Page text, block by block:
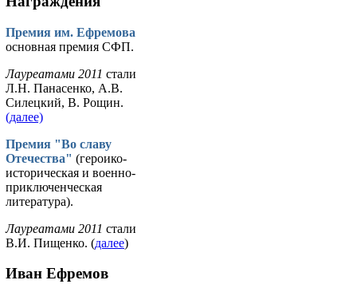
Премия им. Ефремова
основная премия СФП.
Лауреатами 2011 стали
Л.Н. Панасенко, А.В.
Силецкий, В. Рощин.
(далее)
Премия "Во славу
Отечества" (героико-
историческая и военно-
приключенческая
литература).
Лауреатами 2011 стали
В.И. Пищенко. (далее)
Иван Ефремов